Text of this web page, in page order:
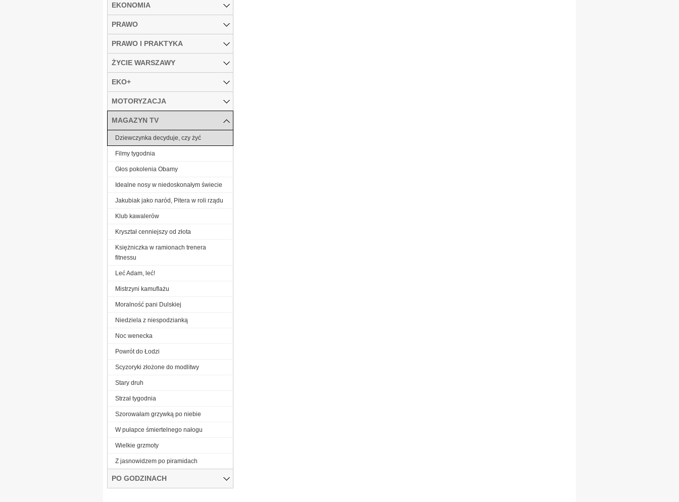
EKONOMIA
PRAWO
PRAWO I PRAKTYKA
ŻYCIE WARSZAWY
EKO+
MOTORYZACJA
MAGAZYN TV
Dziewczynka decyduje, czy żyć
Filmy tygodnia
Głos pokolenia Obamy
Idealne nosy w niedoskonałym świecie
Jakubiak jako naród, Pitera w roli rządu
Klub kawalerów
Kryształ cenniejszy od złota
Księżniczka w ramionach trenera
fitnessu
Leć Adam, leć!
Mistrzyni kamuflażu
Moralność pani Dulskiej
Niedziela z niespodzianką
Noc wenecka
Powrót do Łodzi
Scyzoryki złożone do modlitwy
Stary druh
Strzał tygodnia
Szorowałam grzywką po niebie
W pułapce śmiertelnego nałogu
Wielkie grzmoty
Z jasnowidzem po piramidach
PO GODZINACH